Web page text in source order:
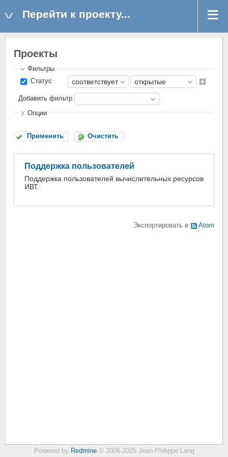
Перейти к проекту...
Проекты
Фильтры
Статус
Добавить фильтр
Опции
Применить Очистить
Поддержка пользователей
Поддержка пользователей вычислительных ресурсов
ИВТ.
Экспортировать в Atom
Powered by Redmine© 2006-2025 Jean-Philippe Lang